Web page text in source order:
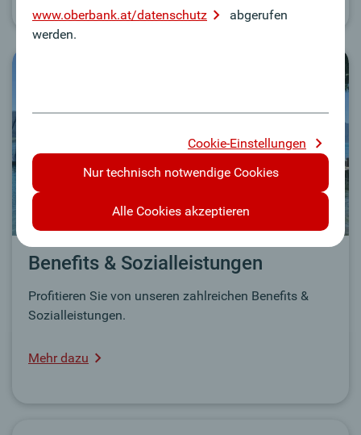
Benefits & Sozialleistungen
Profitieren Sie von unseren zahlreichen Benefits &
Sozialleistungen.
Mehr dazu
www.oberbank.at/datenschutz
abgerufen
werden.
Cookie-Einstellungen
Nur technisch notwendige Cookies
Alle Cookies akzeptieren